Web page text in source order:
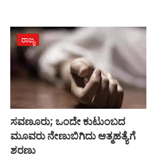
ರಾಜ್ಯ
ಸವಣೂರು; ಒಂದೇ ಕುಟುಂಬದ
ಮೂವರು ನೇಣುಬಿಗಿದು ಆತ್ಮಹತ್ಯೆಗೆ
ಶರಣು